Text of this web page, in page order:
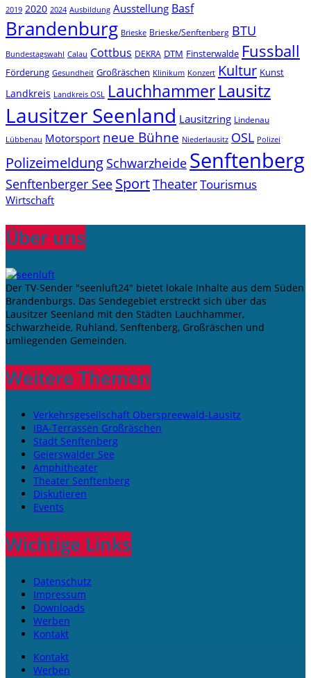
2019 2020 2024 Ausbildung Ausstellung Basf
Brandenburg Brieske Brieske/Senftenberg BTU
Bundestagswahl Calau Cottbus DEKRA DTM Finsterwalde Fussball
Förderung Gesundheit Großräschen Klinikum Konzert Kultur Kunst
Landkreis Landkreis OSL LauchhammerLausitz
Lausitzer Seenland Lausitzring Lindenau
Lübbenau Motorsport neue Bühne Niederlausitz OSL Polizei
Polizeimeldung Schwarzheide Senftenberg
Senftenberger See SportTheaterTourismus
Wirtschaft
Über uns
Der TV-Sender "seenluft24" bietet lokale Inhalte aus dem Süden
Brandenburgs. Das Sendegebiet erstreckt sich über das
Lausitzer Seenland mit den Städten Lauchhammer,
Schwarzheide, Ruhland, Senftenberg, Großräschen und
umliegenden Gemeinden.
Weitere Themen
Verkehrsgesellschaft Oberspreewald-Lausitz
IBA-Terrassen Großräschen
Stadt Senftenberg
Geierswalder See
Amphitheater
Theater Senftenberg
Diskutieren
Events
Wichtige Links
Datenschutz
Impressum
Downloads
Werben
Kontakt
Kontakt
Werben